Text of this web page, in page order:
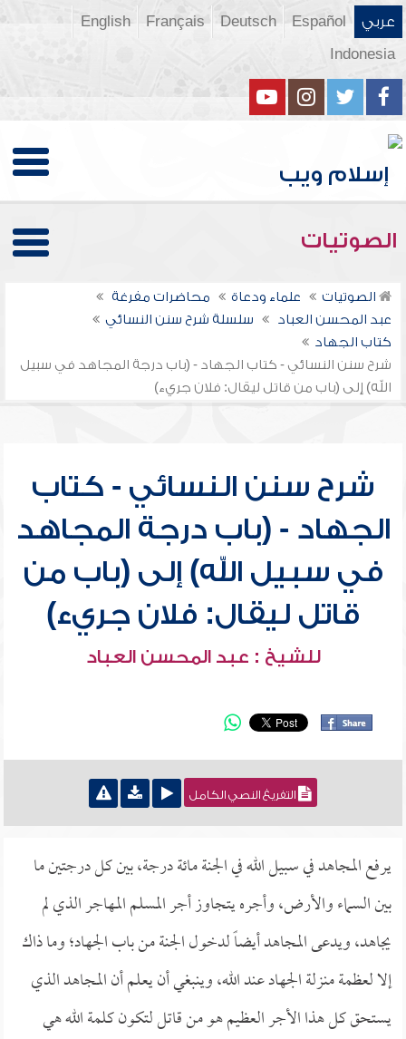
عربي Español
Deutsch
Français
English
Indonesia
الصوتيات
الصوتيات علماء ودعاة
محاضرات مفرغة
عبد المحسن العباد
سلسلة شرح سنن النسائي
كتاب الجهاد
شرح سنن النسائي - كتاب الجهاد - (باب درجة المجاهد في سبيل
الله) إلى (باب من قاتل ليقال: فلان جريء)
شرح سنن النسائي - كتاب
الجهاد - (باب درجة المجاهد
في سبيل الله) إلى (باب من
قاتل ليقال: فلان جريء)
للشيخ : عبد المحسن العباد
التفريغ النصي الكامل
يرفع المجاهد في سبيل الله في الجنة مائة درجة، بين كل درجتين ما
بين السماء والأرض، وأجره يتجاوز أجر المسلم المهاجر الذي لم
يجاهد، ويدعى المجاهد أيضاً لدخول الجنة من باب الجهاد؛ وما ذاك
إلا لعظمة منزلة الجهاد عند الله، وينبغي أن يعلم أن المجاهد الذي
يستحق كل هذا الأجر العظيم هو من قاتل لتكون كلمة الله هي